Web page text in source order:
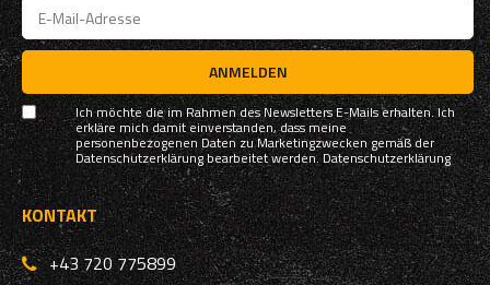
ANMELDEN
Ich möchte die im Rahmen des Newsletters E-Mails erhalten. Ich
erkläre mich damit einverstanden, dass meine
personenbezogenen Daten zu Marketingzwecken gemäß der
Datenschutzerklärung bearbeitet werden.Datenschutzerklärung
KONTAKT
+43 720 775899